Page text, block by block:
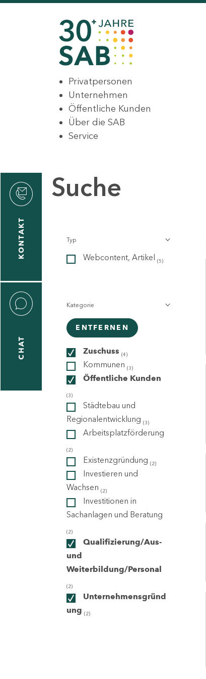
Privatpersonen
Unternehmen
Öffentliche Kunden
Über die SAB
Service
KONTAKT
CHAT
Suche
Typ
Webcontent, Artikel (5)
Kategorie
ENTFERNEN
Zuschuss (4)
Kommunen (3)
Öffentliche Kunden
(3)
Städtebau und
Regionalentwicklung (3)
Arbeitsplatzförderung
(2)
Existenzgründung (2)
Investieren und
Wachsen (2)
Investitionen in
Sachanlagen und Beratung
(2)
Qualifizierung/Aus-
und
Weiterbildung/Personal
(2)
Unternehmensgründ
ung (2)